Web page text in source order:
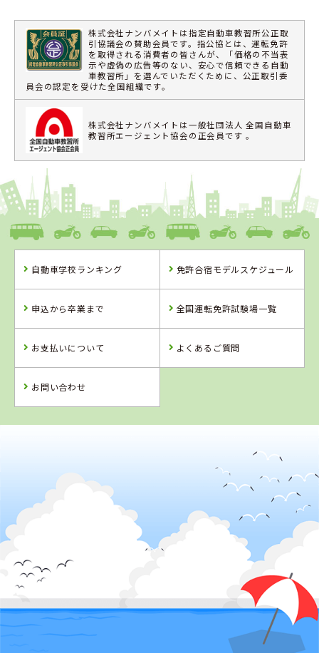
株式会社ナンバメイトは指定自動車教習所公正取
引協議会の賛助会員です。指公協とは、運転免許
を取得される消費者の皆さんが、「価格の不当表
示や虚偽の広告等のない、安心で信頼できる自動
車教習所」を選んでいただくために、公正取引委
員会の認定を受けた全国組織です。
株式会社ナンバメイトは一般社団法人 全国自動車
教習所エージェント協会の正会員です 。
自動車学校ランキング 免許合宿モデルスケジュール
申込から卒業まで 全国運転免許試験場一覧
お支払いについて よくあるご質問
お問い合わせ